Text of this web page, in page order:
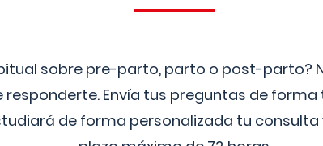
sobre pre-parto, parto o post-parto?
Envía tus preguntas de
de forma personalizada tu consulta